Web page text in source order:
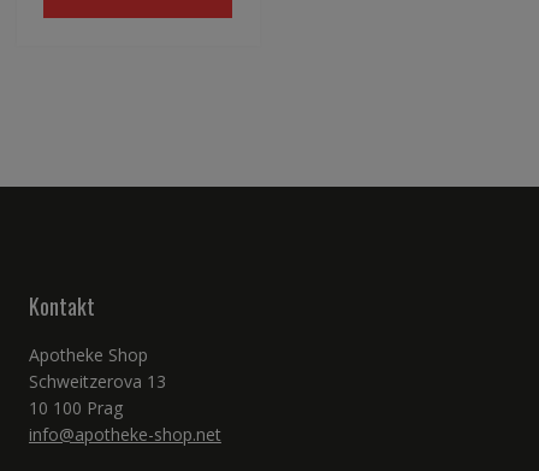
Kontakt
Apotheke Shop
Schweitzerova 13
10 100 Prag
info@apotheke-shop.net